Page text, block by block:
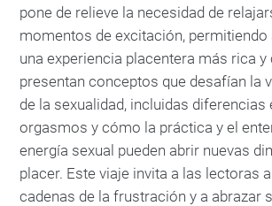
pone de relieve la necesidad de
momentos de excitación, permitiendo
una experiencia placentera más rica y
presentan conceptos que desafían la
de la sexualidad, incluidas diferencias
orgasmos y cómo la práctica y el
energía sexual pueden abrir nuevas
placer. Este viaje invita a las lectoras
cadenas de la frustración y a abrazar